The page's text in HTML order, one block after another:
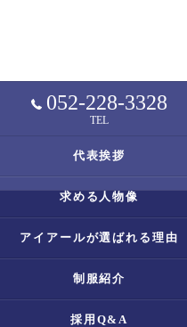
052-228-3328
TEL
代表挨拶
求める人物像
アイアールが選ばれる理由
制服紹介
採用Q&A